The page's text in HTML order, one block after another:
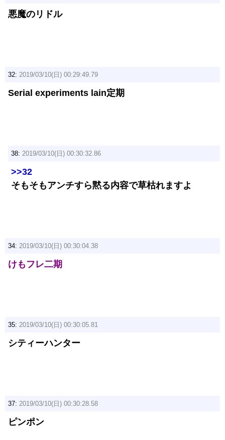
悪魔のリドル
32: 2019/03/10(日) 00:29:49.79
Serial experiments lain定期
38: 2019/03/10(日) 00:30:32.86
>>32
そもそもアンチすら黙る内容で草枯れますよ
34: 2019/03/10(日) 00:30:04.38
けもフレ二期
35: 2019/03/10(日) 00:30:05.81
シティーハンター
37: 2019/03/10(日) 00:30:28.58
ピンポン